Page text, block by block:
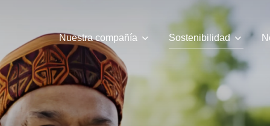
Nuestra compañía Sostenibilidad